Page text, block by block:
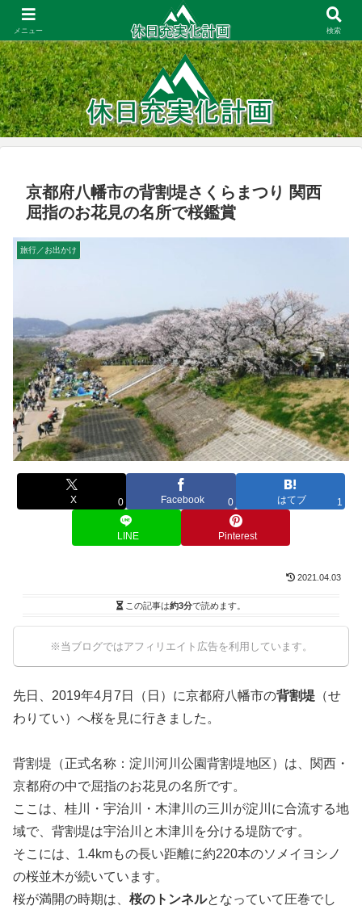
大阪周辺での登山・お出かけ／一人暮らしの家事・節約／コスパ重視の商品レ
ビュー
京都府八幡市の背割堤さくらまつり 関西
屈指のお花見の名所で桜鑑賞
旅行／お出かけ
X 0 Facebook 0 はてブ 1
LINE Pinterest
2021.04.03
この記事は約3分で読めます。
※当ブログではアフィリエイト広告を利用しています。
先日、2019年4月7日（日）に京都府八幡市の背割堤 （せ
わりてい）へ桜を見に行きました。
背割堤（正式名称：淀川河川公園背割堤地区）は、関西・
京都府の中で屈指のお花見の名所です。
ここは、桂川・宇治川・木津川の三川が淀川に合流する地
域で、背割堤は宇治川と木津川を分ける堤防です。
そこには、1.4kmもの長い距離に約220本のソメイヨシノ
の桜並木が続いています。
桜が満開の時期は、 桜のトンネルとなっていて圧巻でし
メニュー 検索